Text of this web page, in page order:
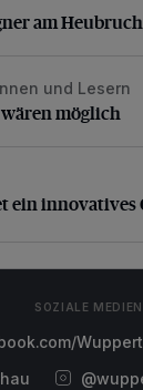
am Heubruch
möglich
und Lesern
möglich
ein innovatives
ein innovatives
SOZIALE MEDIEN